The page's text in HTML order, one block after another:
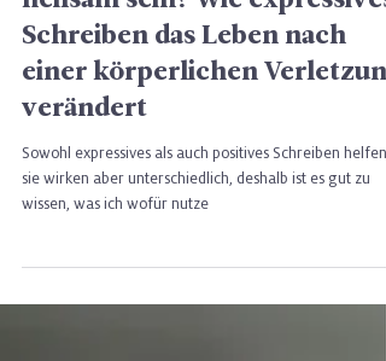
3 Min. Lesezeit
Können Worte wirklich
heilsam sein? Wie expressives
Schreiben das Leben nach
einer körperlichen
verändert